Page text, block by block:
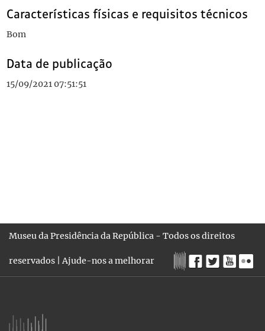
Características físicas e requisitos técnicos
Bom
Data de publicação
15/09/2021 07:51:51
Museu da Presidência da República - Todos os direitos
reservados |Ajude-nos a melhorar